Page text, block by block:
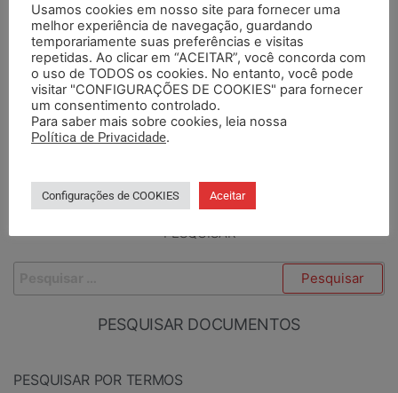
ANTERIORES
Pousada Convento São
PESQUISAR
PESQUISAR DOCUMENTOS
PESQUISAR POR TERMOS
Usamos cookies em nosso site para fornecer uma
melhor experiência de navegação, guardando
temporariamente suas preferências e visitas
repetidas. Ao clicar em “ACEITAR”, você concorda com
o uso de TODOS os cookies. No entanto, você pode
visitar "CONFIGURAÇÕES DE COOKIES" para fornecer
um consentimento controlado.
Para saber mais sobre cookies, leia nossa
Política de Privacidade.
Configurações de COOKIES Aceitar